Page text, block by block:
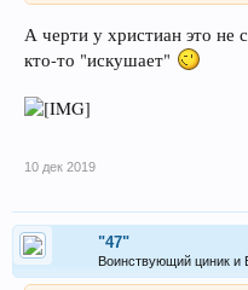
А черти у христиан это не
кто-то "искушает"
10 дек 2019
"47"
Воинствующий циник и